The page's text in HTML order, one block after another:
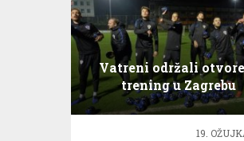
Vatreni održali
trening u Zagrebu
19.